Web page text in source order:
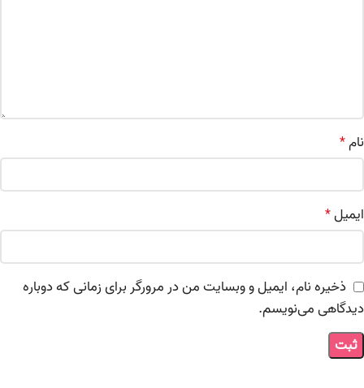
نام*
ایمیل*
ذخیره نام، ایمیل و وبسایت من در مرورگر برای زمانی که دوباره
دیدگاهی می‌نویسم.